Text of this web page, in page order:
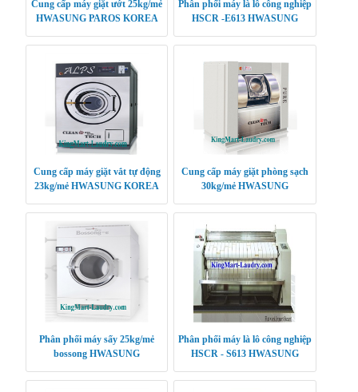
Cung cấp máy giặt ướt 25kg/mẻ
HWASUNG PAROS KOREA
Phân phối máy là lô công nghiệp
HSCR -E613 HWASUNG
Cung cấp máy giặt vắt tự động
23kg/mẻ HWASUNG KOREA
Cung cấp máy giặt phòng sạch
30kg/mẻ HWASUNG
Phân phối máy sấy 25kg/mẻ
bossong HWASUNG
Phân phối máy là lô công nghiệp
HSCR - S613 HWASUNG